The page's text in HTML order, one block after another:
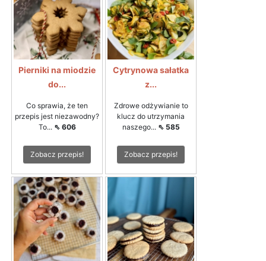
Pierniki na miodzie
do...
Co sprawia, że ten
przepis jest niezawodny?
To... ⇖ 606
Zobacz przepis!
Cytrynowa sałatka
z...
Zdrowe odżywianie to
klucz do utrzymania
naszego... ⇖ 585
Zobacz przepis!